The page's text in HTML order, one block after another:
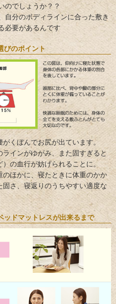
のでしょうか？？
自分のボディラインに合った敷き
必要があるんです
びのポイント
くぼんでお尻が出ています。
インがゆがみ、また固すぎると
の血行が妨げられることに。
ほかに、寝たときに体重のかか
さ、寝返りのうちやすい適度な
ッドマットレスが出来るまで